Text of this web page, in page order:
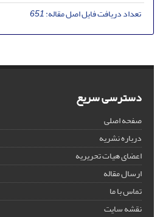
تعداد دریافت فایل اصل مقاله:651
دسترسی سریع
صفحه اصلی
درباره نشریه
اعضای هیات تحریریه
ارسال مقاله
تماس با ما
نقشه سایت